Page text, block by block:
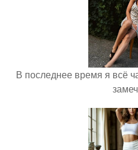
В последнее время я всё